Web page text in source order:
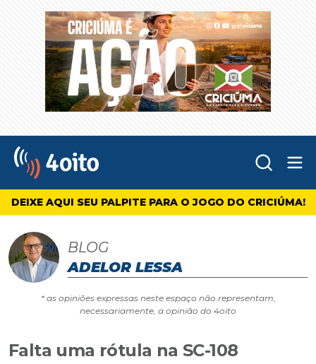
4oito
DEIXE AQUI SEU PALPITE PARA O JOGO DO CRICIÚMA!
BLOG
ADELOR LESSA
* as opiniões expressas neste espaço não representam,
necessariamente, a opinião do 4oito
Falta uma rótula na SC-108